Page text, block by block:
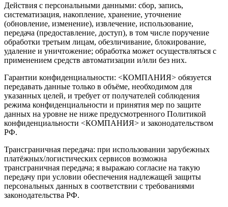
Действия с персональными данными: сбор, запись,
систематизация, накопление, хранение, уточнение
(обновление, изменение), извлечение, использование,
передача (предоставление, доступ), в том числе поручение
обработки третьим лицам, обезличивание, блокирование,
удаление и уничтожение; обработка может осуществляться с
применением средств автоматизации и/или без них.
Гарантии конфиденциальности: <КОМПАНИЯ> обязуется
передавать данные только в объёме, необходимом для
указанных целей, и требует от получателей соблюдения
режима конфиденциальности и принятия мер по защите
данных на уровне не ниже предусмотренного Политикой
конфиденциальности <КОМПАНИЯ> и законодательством
РФ.
Трансграничная передача: при использовании зарубежных
платёжных/логистических сервисов возможна
трансграничная передача; я выражаю согласие на такую
передачу при условии обеспечения надлежащей защиты
персональных данных в соответствии с требованиями
законодательства РФ.